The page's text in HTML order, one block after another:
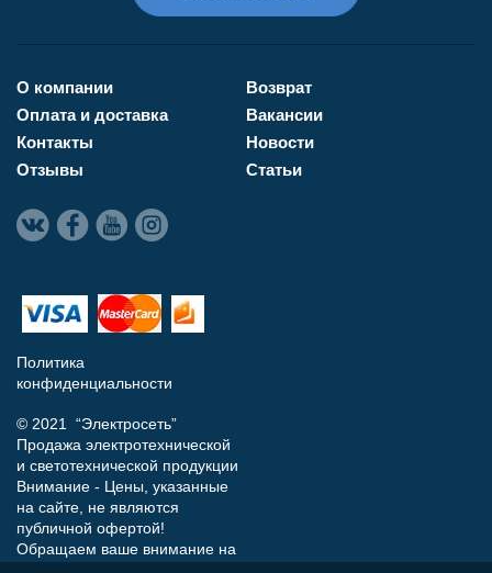
О компании
Оплата и доставка
Контакты
Отзывы
Возврат
Вакансии
Новости
Статьи
Политика
конфиденциальности
© 2021 “Электросеть”
Продажа электротехнической
и светотехнической продукции
Внимание - Цены, указанные
на сайте, не являются
публичной офертой!
Обращаем ваше внимание на